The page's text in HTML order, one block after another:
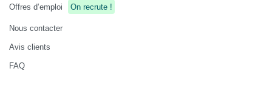
Offres d’emploi
On recrute !
Nous contacter
Avis clients
FAQ